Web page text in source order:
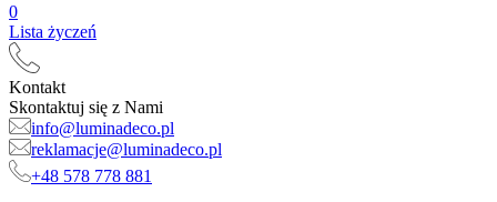
0
Lista życzeń
Kontakt
Skontaktuj się z Nami
info@luminadeco.pl
reklamacje@luminadeco.pl
+48 578 778 881